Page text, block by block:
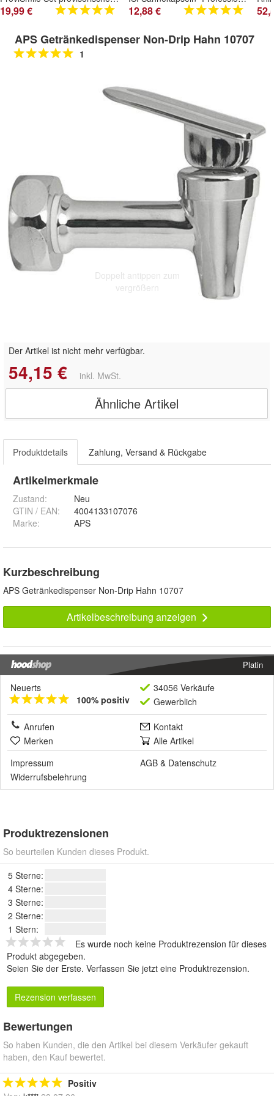
19,99 € 12,88 €
APS Getränkedispenser Non-Drip Hahn 10707
1
Doppelt antippen zum
vergrößern
Der Artikel ist nicht mehr verfügbar.
54,15 € inkl. MwSt.
Ähnliche Artikel
Produktdetails Zahlung, Versand & Rückgabe
Artikelmerkmale
Zustand:
Neu
GTIN / EAN:
4004133107076
Marke:
APS
Kurzbeschreibung
APS Getränkedispenser Non-Drip Hahn 10707
Artikelbeschreibung anzeigen
Platin
Neuerts
100% positiv
34056 Verkäufe
Gewerblich
Anrufen
Kontakt
Merken
Alle Artikel
Impressum
AGB & Datenschutz
Widerrufsbelehrung
Produktrezensionen
So beurteilen Kunden dieses Produkt.
5 Sterne:
4 Sterne:
3 Sterne:
2 Sterne:
1 Stern:
Es wurde noch keine Produktrezension für dieses
Produkt abgegeben.
Seien Sie der Erste. Verfassen Sie jetzt eine Produktrezension.
Rezension verfassen
Bewertungen
So haben Kunden, die den Artikel bei diesem Verkäufer gekauft
haben, den Kauf bewertet.
Positiv